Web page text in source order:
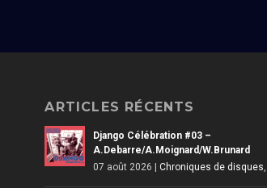
ARTICLES RÉCENTS
Django Célébration #03 –
A.Debarre/A.Moignard/W.Brunard
07 août 2026 |Chroniques de disques